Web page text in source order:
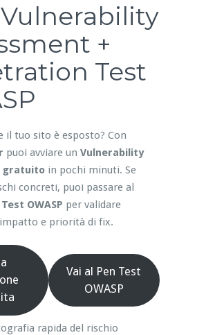
+
Test
il tuo sito è esposto? Con
puoi avviare un Vulnerability
gratuitoin pochi minuti. Se
concreti, puoi passare al
OWASP per validare
e priorità di fix.
Vai al Pen Test
OWASP
rapida del rischio